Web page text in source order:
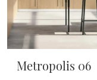
Metropolis 06